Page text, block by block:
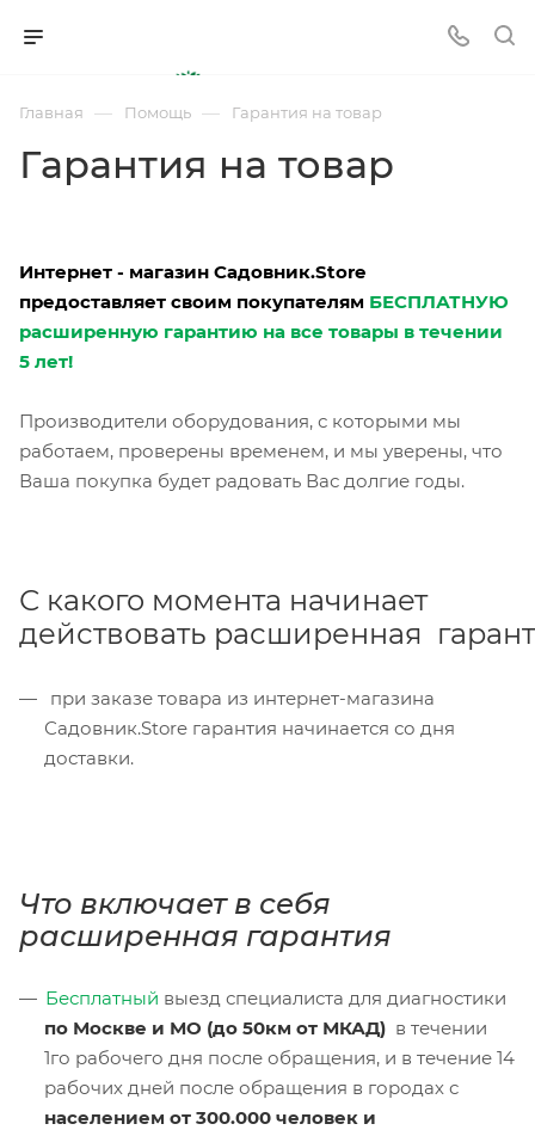
Главная — Помощь — Гарантия на товар
Гарантия на товар
Интернет - магазин Садовник.Store
предоставляет своим покупателям БЕСПЛАТНУЮ
расширенную гарантию на все товары в течении
5 лет!
Производители оборудования, с которыми мы
работаем, проверены временем, и мы уверены, что
Ваша покупка будет радовать Вас долгие годы.
С какого момента начинает
действовать расширенная
при заказе товара из интернет-магазина
Садовник.Store гарантия начинается со дня
доставки.
Что включает в себя
расширенная гарантия
Бесплатный выезд специалиста для диагностики
по Москве и МО (до 50км от МКАД) в течении
1го рабочего дня после обращения, и в течение 14
рабочих дней после обращения в городах с
населением от 300.000 человек и